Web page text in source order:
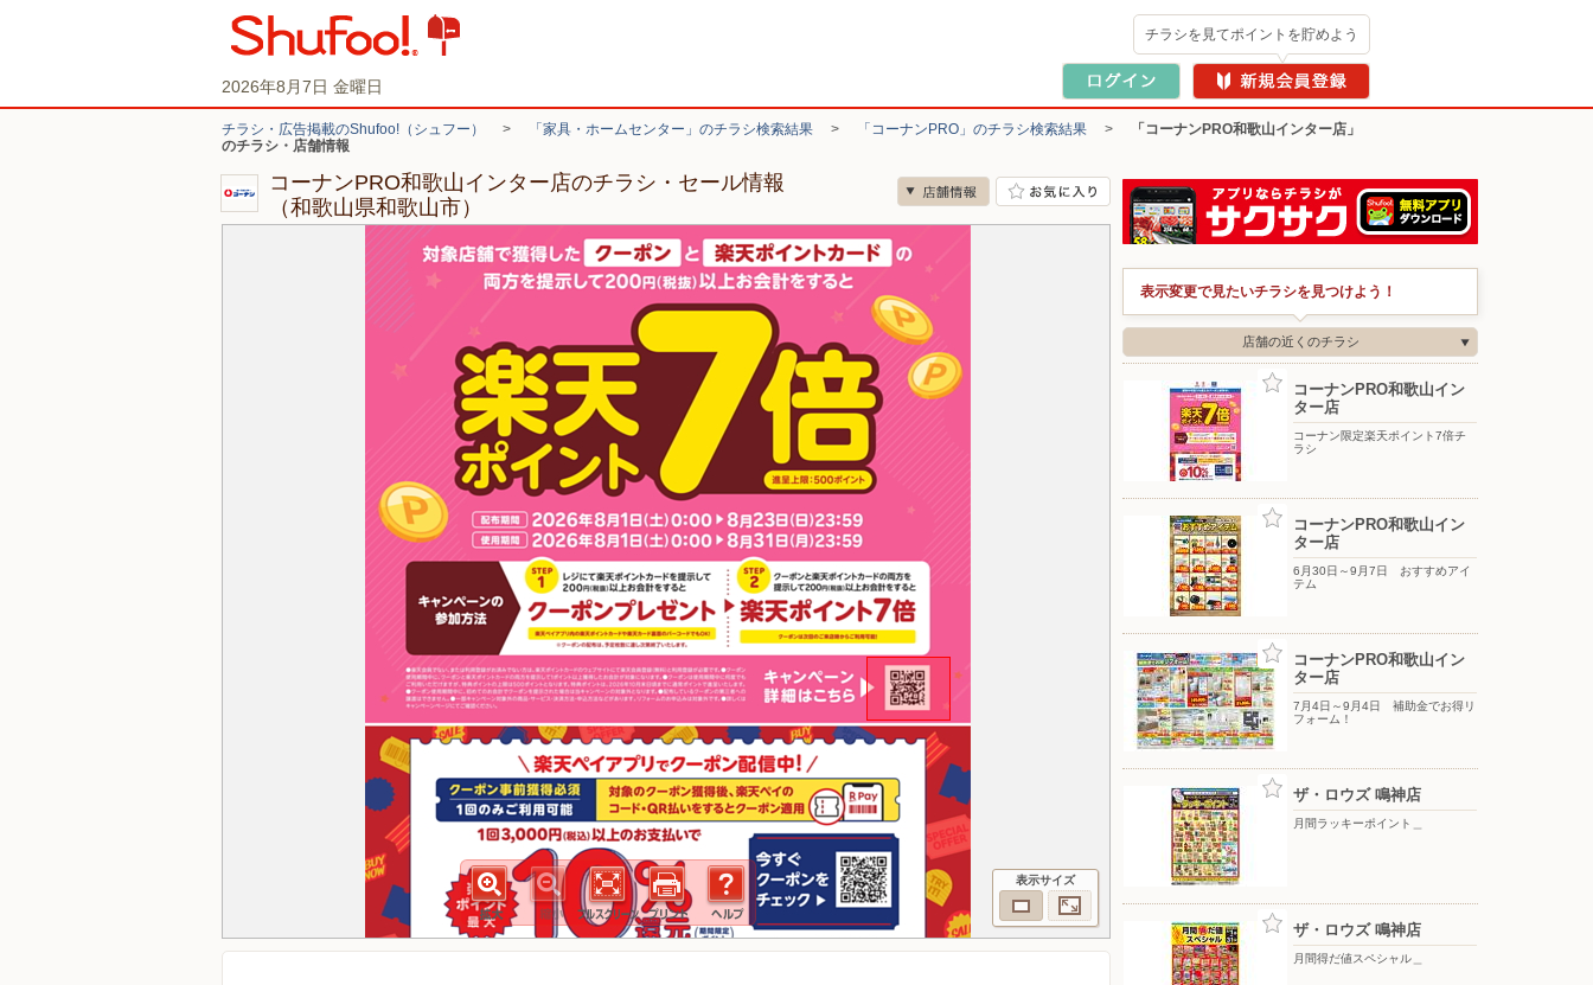
2026年8月7日 金曜日
チラシを見てポイントを貯めよう
チラシ・広告掲載のShufoo!（シュフー） > 「家具・ホームセンター」のチラシ検索結果 > 「コーナンPRO」のチラシ検索結果 >
「コーナンPRO和歌山インター店」
のチラシ・店舗情報
コーナンPRO和歌山インター店のチラシ・セール情報
（和歌山県和歌山市）
表示サイズ
表示変更で見たいチラシを見つけよう！
店舗の近くのチラシ
コーナンPRO和歌山イン
ター店
コーナン限定楽天ポイント7倍チ
ラシ
コーナンPRO和歌山イン
ター店
6月30日～9月7日 おすすめアイ
テム
コーナンPRO和歌山イン
ター店
7月4日～9月4日 補助金でお得リ
フォーム！
ザ・ロウズ 鳴神店
月間ラッキーポイント＿
ザ・ロウズ 鳴神店
月間得だ値スペシャル＿